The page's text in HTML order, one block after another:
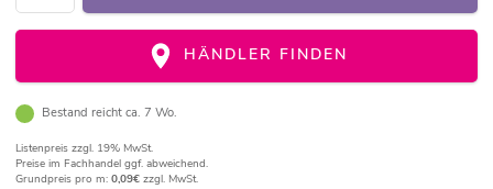
HÄNDLER FINDEN
Bestand reicht ca. 7 Wo.
Listenpreis zzgl. 19% MwSt.
Preise im Fachhandel ggf. abweichend.
Grundpreis pro m: 0,09€ zzgl. MwSt.